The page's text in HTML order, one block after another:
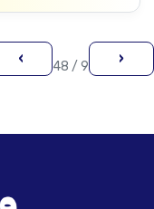
‹
9 / 48
›